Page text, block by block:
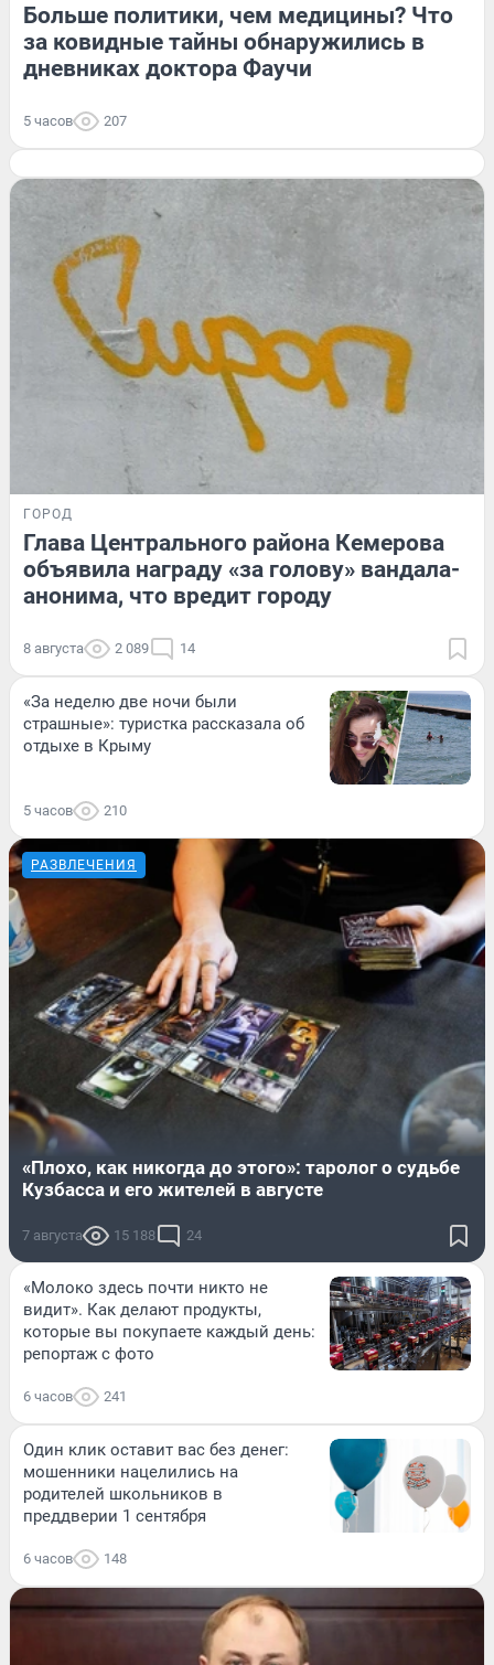
Больше политики, чем медицины? Что
за ковидные тайны обнаружились в
дневниках доктора Фаучи
5 часов 207
ГОРОД
Глава Центрального района Кемерова
объявила награду «за голову» вандала-
анонима, что вредит городу
8 августа 2 089 14
«За неделю две ночи были
страшные»: туристка рассказала об
отдыхе в Крыму
5 часов 210
РАЗВЛЕЧЕНИЯ
«Плохо, как никогда до этого»: таролог о судьбе
Кузбасса и его жителей в августе
7 августа 15 188 24
«Молоко здесь почти никто не
видит». Как делают продукты,
которые вы покупаете каждый день:
репортаж с фото
6 часов 241
Один клик оставит вас без денег:
мошенники нацелились на
родителей школьников в
преддверии 1 сентября
6 часов 148